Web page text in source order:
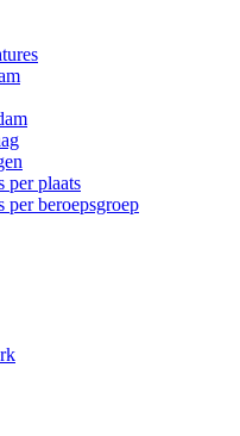
per plaats
per beroepsgroep